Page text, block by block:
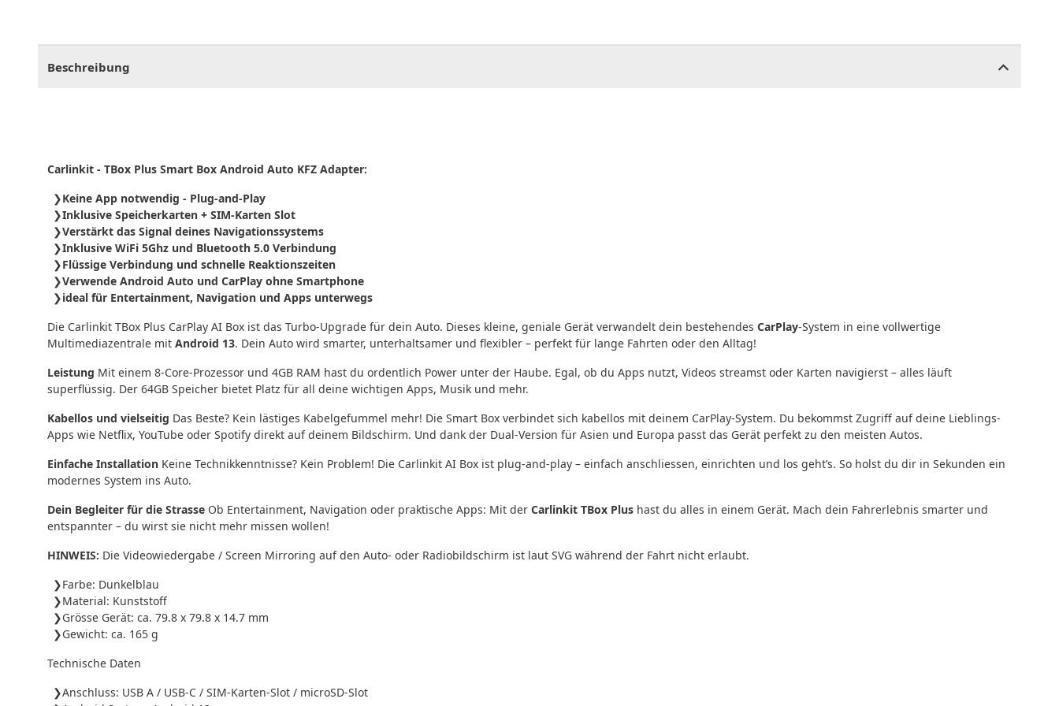
Beschreibung
Carlinkit - TBox Plus Smart Box Android Auto KFZ Adapter:
Keine App notwendig - Plug-and-Play
Inklusive Speicherkarten + SIM-Karten Slot
Verstärkt das Signal deines Navigationssystems
Inklusive WiFi 5Ghz und Bluetooth 5.0 Verbindung
Flüssige Verbindung und schnelle Reaktionszeiten
Verwende Android Auto und CarPlay ohne Smartphone
ideal für Entertainment, Navigation und Apps unterwegs
Die Carlinkit TBox Plus CarPlay AI Box ist das Turbo-Upgrade für dein Auto. Dieses kleine, geniale Gerät verwandelt dein bestehendes CarPlay-System in eine vollwertige
Multimediazentrale mit Android 13. Dein Auto wird smarter, unterhaltsamer und flexibler – perfekt für lange Fahrten oder den Alltag!
Leistung Mit einem 8-Core-Prozessor und 4GB RAM hast du ordentlich Power unter der Haube. Egal, ob du Apps nutzt, Videos streamst oder Karten navigierst – alles läuft
superflüssig. Der 64GB Speicher bietet Platz für all deine wichtigen Apps, Musik und mehr.
Kabellos und vielseitig Das Beste? Kein lästiges Kabelgefummel mehr! Die Smart Box verbindet sich kabellos mit deinem CarPlay-System. Du bekommst Zugriff auf deine Lieblings-
Apps wie Netflix, YouTube oder Spotify direkt auf deinem Bildschirm. Und dank der Dual-Version für Asien und Europa passt das Gerät perfekt zu den meisten Autos.
Einfache Installation Keine Technikkenntnisse? Kein Problem! Die Carlinkit AI Box ist plug-and-play – einfach anschliessen, einrichten und los geht’s. So holst du dir in Sekunden ein
modernes System ins Auto.
Dein Begleiter für die Strasse Ob Entertainment, Navigation oder praktische Apps: Mit der Carlinkit TBox Plus hast du alles in einem Gerät. Mach dein Fahrerlebnis smarter und
entspannter – du wirst sie nicht mehr missen wollen!
HINWEIS: Die Videowiedergabe / Screen Mirroring auf den Auto- oder Radiobildschirm ist laut SVG während der Fahrt nicht erlaubt.
Farbe: Dunkelblau
Material: Kunststoff
Grösse Gerät: ca. 79.8 x 79.8 x 14.7 mm
Gewicht: ca. 165 g
Technische Daten
Anschluss: USB A / USB-C / SIM-Karten-Slot / microSD-Slot